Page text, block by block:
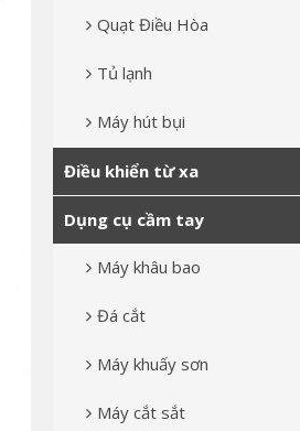
Quạt Điều Hòa
Tủ lạnh
Máy hút bụi
Điều khiển từ xa
Dụng cụ cầm tay
Máy khâu bao
Đá cắt
Máy khuấy sơn
Máy cắt sắt